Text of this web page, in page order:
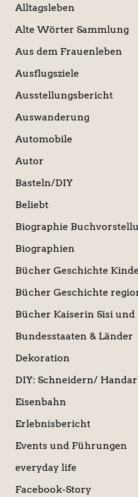
Alltagsleben
Alte Wörter Sammlung
Aus dem Frauenleben
Ausflugsziele
Ausstellungsbericht
Auswanderung
Automobile
Autor
Basteln/DIY
Beliebt
Biographie
Biographien
Bücher Geschichte
Bücher Geschichte
Bücher Kaiserin Sisi und
Bundesstaaten & Länder
Dekoration
DIY: Schneidern/
Eisenbahn
Erlebnisbericht
Events und Führungen
everyday life
Facebook-Story